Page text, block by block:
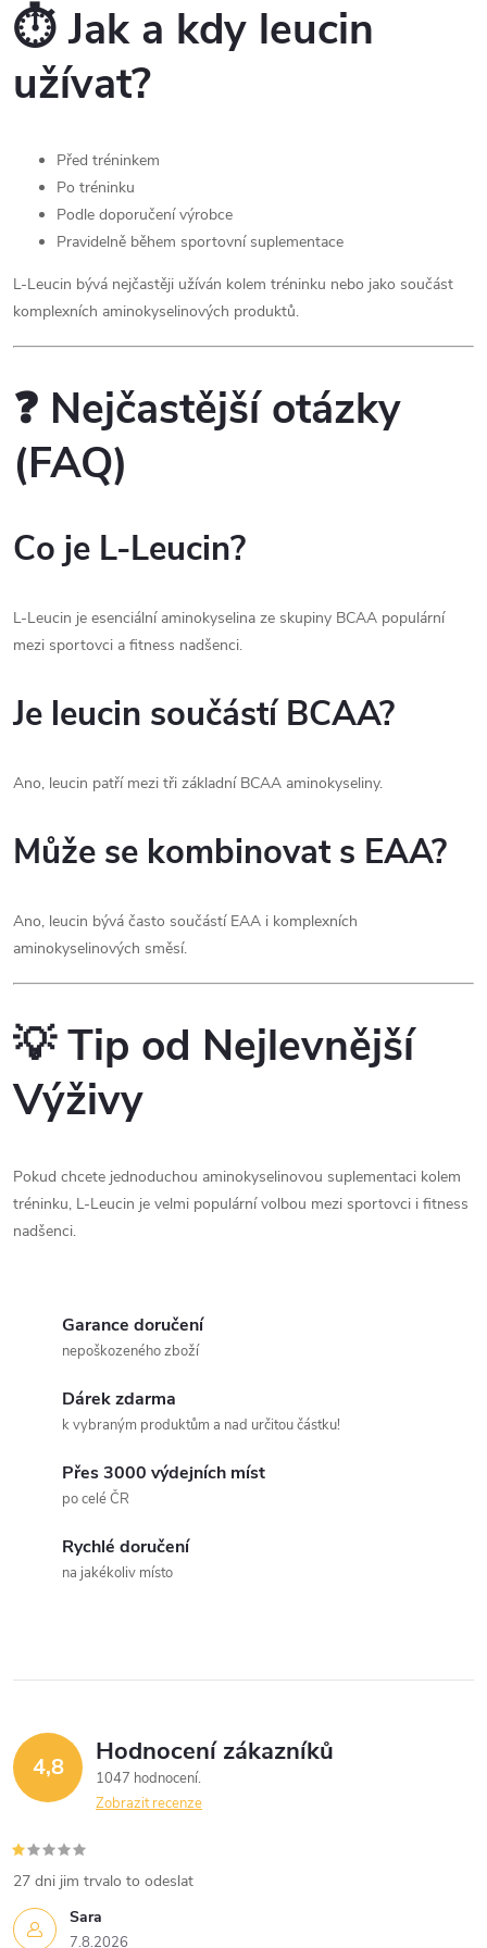
⏱️ Jak a kdy leucin
užívat?
Před tréninkem
Po tréninku
Podle doporučení výrobce
Pravidelně během sportovní suplementace
L-Leucin bývá nejčastěji užíván kolem tréninku nebo jako součást
komplexních aminokyselinových produktů.
❓ Nejčastější otázky
(FAQ)
Co je L-Leucin?
L-Leucin je esenciální aminokyselina ze skupiny BCAA populární
mezi sportovci a fitness nadšenci.
Je leucin součástí BCAA?
Ano, leucin patří mezi tři základní BCAA aminokyseliny.
Může se kombinovat s EAA?
Ano, leucin bývá často součástí EAA i komplexních
aminokyselinových směsí.
💡 Tip od Nejlevnější
Výživy
Pokud chcete jednoduchou aminokyselinovou suplementaci kolem
tréninku, L-Leucin je velmi populární volbou mezi sportovci i fitness
nadšenci.
Garance doručení
nepoškozeného zboží
Dárek zdarma
k vybraným produktům a nad určitou částku!
Přes 3000 výdejních míst
po celé ČR
Rychlé doručení
na jakékoliv místo
4,8 Hodnocení zákazníků
1047 hodnocení
Zobrazit recenze
Sara
7.8.2026
27 dni jim trvalo to odeslat